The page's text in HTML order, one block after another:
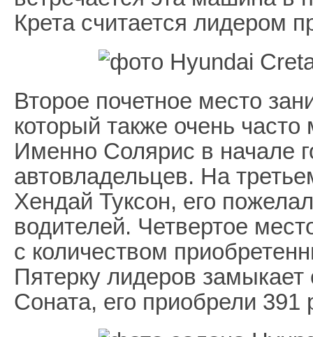
Крета считается лидером
Второе почетное место
который также очень
Именно Солярис в начале
автовладельцев. На
Хендай Туксон, его
водителей. Четвертое
с количеством
Пятерку лидеров
Соната, его приобрели 391